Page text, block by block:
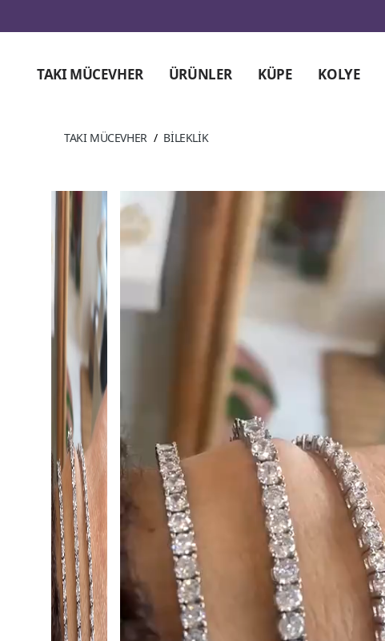
TAKI MÜCEVHER ÜRÜNLER KÜPE KOLYE
TAKI MÜCEVHER / BİLEKLİK